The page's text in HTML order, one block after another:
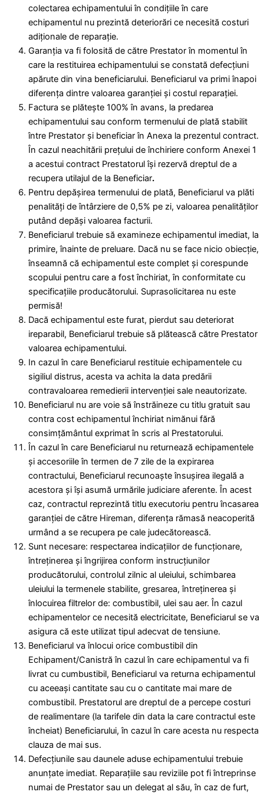
colectarea echipamentului în condițiile în care
echipamentul nu prezintă deteriorări ce necesită costuri
adiționale de reparație.
Garanţia va fi folosită de către Prestator în momentul în
care la restituirea echipamentului se constată defecţiuni
apărute din vina beneficiarului. Beneficiarul va primi înapoi
diferenţa dintre valoarea garanției şi costul reparaţiei.
Factura se plătește 100% în avans, la predarea
echipamentului sau conform termenului de plată stabilit
între Prestator şi beneficiar în Anexa la prezentul contract.
În cazul neachitării prețului de închiriere conform Anexei 1
a acestui contract Prestatorul îşi rezervă dreptul de a
recupera utilajul de la Beneficiar.
Pentru depăşirea termenului de plată, Beneficiarul va plăti
penalităţi de întârziere de 0,5% pe zi, valoarea penalităţilor
putând depăşi valoarea facturii.
Beneficiarul trebuie să examineze echipamentul imediat, la
primire, înainte de preluare. Dacă nu se face nicio obiecţie,
înseamnă că echipamentul este complet şi corespunde
scopului pentru care a fost închiriat, în conformitate cu
specificaţiile producătorului. Suprasolicitarea nu este
permisă!
Dacă echipamentul este furat, pierdut sau deteriorat
ireparabil, Beneficiarul trebuie să plătească către Prestator
valoarea echipamentului.
In cazul în care Beneficiarul restituie echipamentele cu
sigiliul distrus, acesta va achita la data predării
contravaloarea remedierii intervenţiei sale neautorizate.
Beneficiarul nu are voie să înstrăineze cu titlu gratuit sau
contra cost echipamentul închiriat nimănui fără
consimţământul exprimat în scris al Prestatorului.
În cazul în care Beneficiarul nu returnează echipamentele
şi accesoriile în termen de 7 zile de la expirarea
contractului, Beneficiarul recunoaște însușirea ilegală a
acestora și își asumă urmările judiciare aferente. În acest
caz, contractul reprezintă titlu executoriu pentru încasarea
garanţiei de către Hireman, diferenţa rămasă neacoperită
urmând a se recupera pe cale judecătorească.
Sunt necesare: respectarea indicaţiilor de funcţionare,
întreţinerea şi îngrijirea conform instrucţiunilor
producătorului, controlul zilnic al uleiului, schimbarea
uleiului la termenele stabilite, gresarea, întreţinerea şi
înlocuirea filtrelor de: combustibil, ulei sau aer. În cazul
echipamentelor ce necesită electricitate, Beneficiarul se va
asigura că este utilizat tipul adecvat de tensiune.
Beneficiarul va înlocui orice combustibil din
Echipament/Canistră în cazul în care echipamentul va fi
livrat cu cumbustibil, Beneficiarul va returna echipamentul
cu aceeași cantitate sau cu o cantitate mai mare de
combustibil. Prestatorul are dreptul de a percepe costuri
de realimentare (la tarifele din data la care contractul este
încheiat) Beneficiarului, în cazul în care acesta nu respecta
clauza de mai sus.
Defecţiunile sau daunele aduse echipamentului trebuie
anunţate imediat. Reparaţiile sau reviziile pot fi întreprinse
numai de Prestator sau un delegat al său, în caz de furt,